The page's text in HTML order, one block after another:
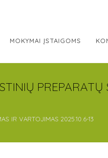
MOKYMAI ĮSTAIGOMS
PREPARATŲ
IR VARTOJIMAS 2025.10.6-13